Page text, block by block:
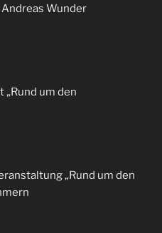
Wunder
„Rund um den
„Rund um den